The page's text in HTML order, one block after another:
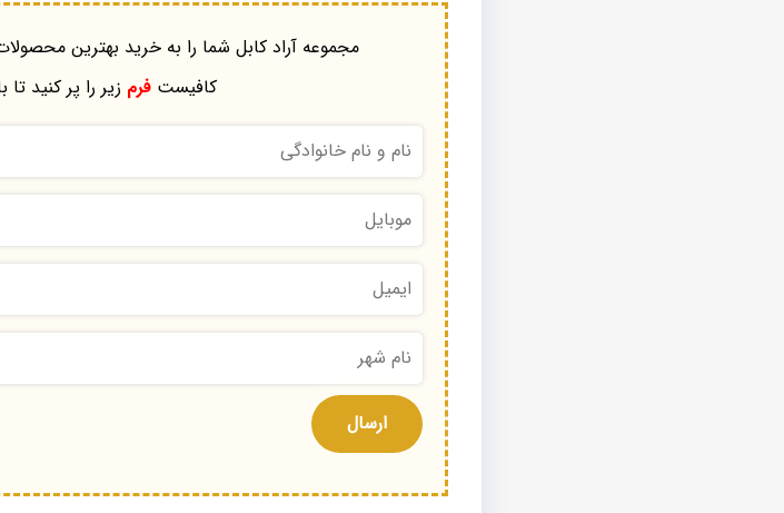
مجموعه آراد کابل شما را به خرید بهترین
کافیستفرم زیر را پر کنید